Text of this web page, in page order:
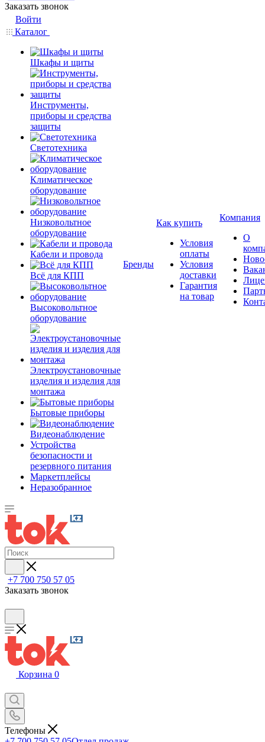
Заказать звонок
Войти
Каталог
Шкафы и щиты
Инструменты,
приборы и средства
защиты
Светотехника
Климатическое
оборудование
Низковольтное
оборудование
Кабели и провода
Всё для КПП
Высоковольтное
оборудование
Электроустановочные
изделия и изделия для
монтажа
Бытовые приборы
Видеонаблюдение
Устройства
безопасности и
резервного питания
Маркетплейсы
Неразобранное
Бренды
Как купить
Условия
оплаты
Условия
доставки
Гарантия
на товар
Компания
О
+7 700 750 57 05
Заказать звонок
Корзина 0
Телефоны